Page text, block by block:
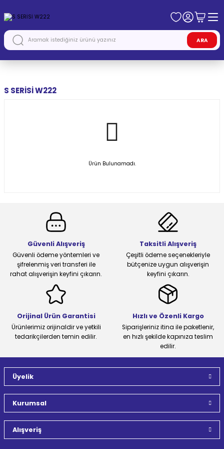
ARA
S SERİSİ W222
Ürün Bulunamadı.
Güvenli Alışveriş
Güvenli ödeme yöntemleri ve
şifrelenmiş veri transferi ile
rahat alışverişin keyfini çıkarın.
Taksitli Alışveriş
Çeşitli ödeme seçenekleriyle
bütçenize uygun alışverişin
keyfini çıkarın.
Orijinal Ürün Garantisi
Ürünlerimiz orijinaldir ve yetkili
tedarikçilerden temin edilir.
Hızlı ve Özenli Kargo
Siparişleriniz itina ile paketlenir,
en hızlı şekilde kapınıza teslim
edilir.
Üyelik
Kurumsal
Alışveriş